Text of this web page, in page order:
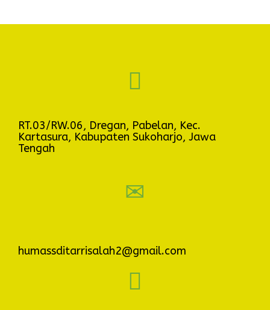
RT.03/RW.06, Dregan, Pabelan, Kec.
Kartasura, Kabupaten Sukoharjo, Jawa
Tengah
humassditarrisalah2@gmail.com